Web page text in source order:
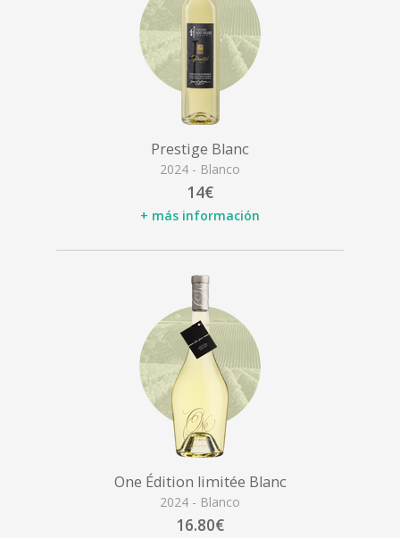
Prestige Blanc
2024 - Blanco
14€
+ más información
One Édition limitée Blanc
2024 - Blanco
16.80€